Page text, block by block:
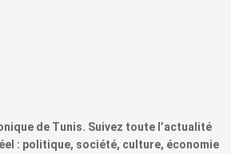
de Tunis. Suivez toute l’actualité
: politique, société, culture, économie